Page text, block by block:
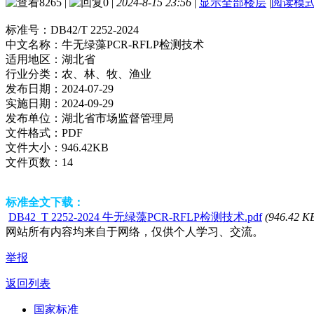
标准号： DB42/T 2252-2024
中文名称： 牛无绿藻PCR-RFLP检测技术
适用地区： 湖北省
行业分类： 农、林、牧、渔业
发布日期： 2024-07-29
实施日期： 2024-09-29
发布单位： 湖北省市场监督管理局
文件格式： PDF
文件大小： 946.42KB
文件页数： 14
标准全文下载：
DB42_T 2252-2024 牛无绿藻PCR-RFLP检测技术.pdf (946.42
网站所有内容均来自于网络，仅供个人学习、交流。
举报
返回列表
国家标准